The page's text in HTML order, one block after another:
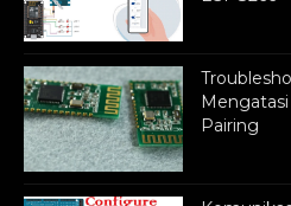
Pairing